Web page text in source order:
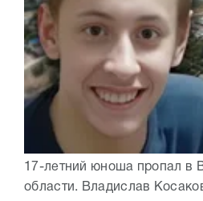
17-летний юноша пропал в
области. Владислав